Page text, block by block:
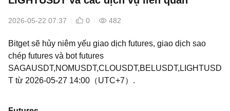
2026-05-22 07:37 0 482
Bitget sẽ hủy niêm yếu giao dịch futures, giao dịch sao
chép futures và bot futures
SAGAUSDT,NOMUSDT,CLOUSDT,BELUSDT,LIGHTUSD
T từ 2026-05-27 14:00（UTC+7）.